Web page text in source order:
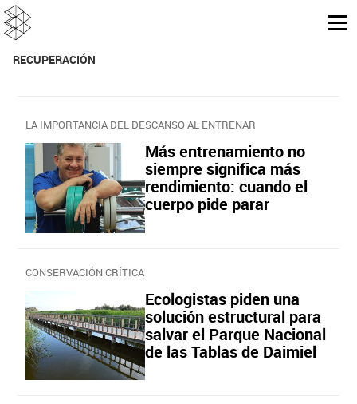
RECUPERACIÓN
LA IMPORTANCIA DEL DESCANSO AL ENTRENAR
Más entrenamiento no
siempre significa más
rendimiento: cuando el
cuerpo pide parar
CONSERVACIÓN CRÍTICA
Ecologistas piden una
solución estructural para
salvar el Parque Nacional
de las Tablas de Daimiel